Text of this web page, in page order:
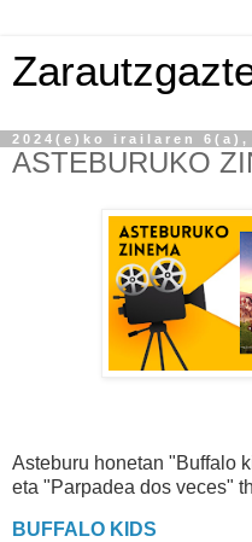
2024(e)ko irailaren
ASTEBURUKO
Asteburu honetan "Buffalo
eta "Parpadea dos veces"
BUFFALO KIDS